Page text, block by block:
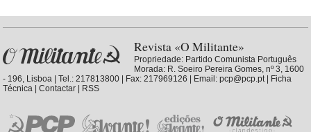
Revista «O Militante»
Propriedade: Partido Comunista Português
Morada: R. Soeiro Pereira Gomes, nº 3, 1600
- 196, Lisboa | Tel.: 217813800 | Fax: 217969126 | Email: pcp@pcp.pt |
Ficha
Técnica |Contactar RSS